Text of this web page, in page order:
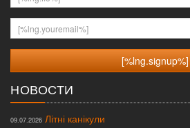
[%lng.youremail%]
НОВОСТИ
09.07.2026 Літні канікули